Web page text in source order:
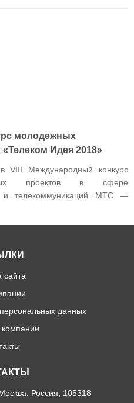
молодежных
Идея 2018»
VIII Международный конкурс
проектов в сфере
и телекоммуникаций МТС —
и событиями?
новых услуг
сайта
данных
компании
Россия, 105318